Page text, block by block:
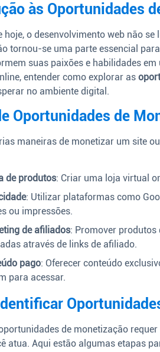
às Oportunidades
hoje, o desenvolvimento web não
tornou-se uma parte essencial
suas paixões e habilidades
entender como explorar as
no ambiente digital.
Oportunidades de
maneiras de monetizar um site
de produtos: Criar uma loja virtual
: Utilizar plataformas como
ou impressões.
de afiliados: Promover produtos
através de links de afiliado.
pago: Oferecer conteúdo
para acessar.
de monetização
atua. Aqui estão algumas etapas